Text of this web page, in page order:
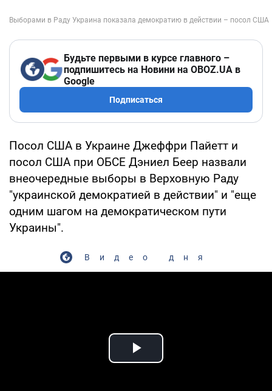
Будьте первыми в курсе главного –
подпишитесь на Новини на OBOZ.UA в
Google
Подписаться
Посол США в Украине Джеффри Пайетт и
посол США при ОБСЕ Дэниел Беер назвали
внеочередные выборы в Верховную Раду
"украинской демократией в действии" и "еще
одним шагом на демократическом пути
Украины".
Видео дня
Play Video